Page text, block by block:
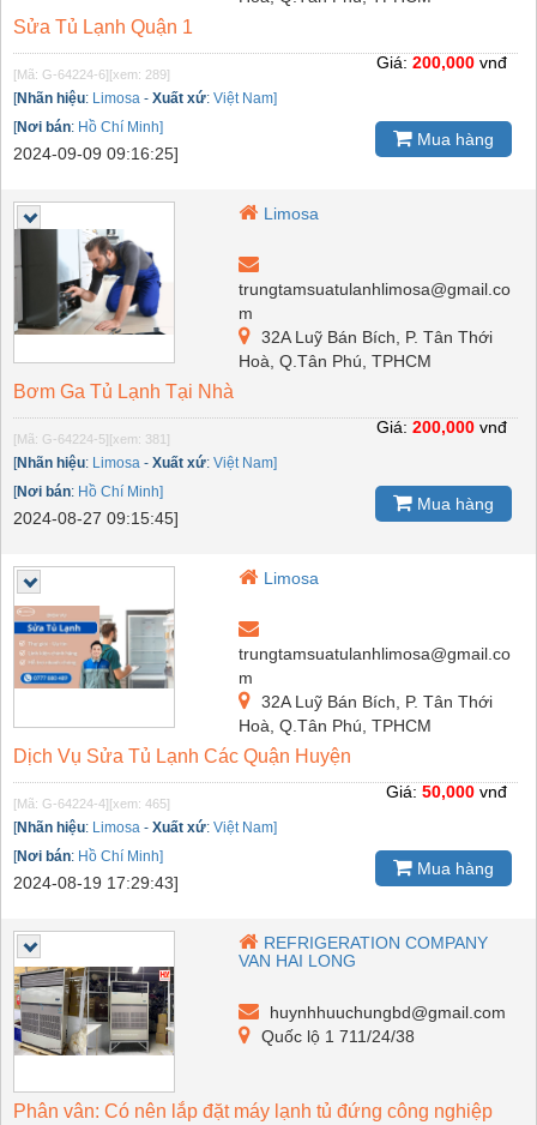
Sửa Tủ Lạnh Quận 1
[Mã: G-64224-6][xem: 289]
[Nhãn hiệu: Limosa - Xuất xứ: Việt Nam]
[Nơi bán: Hồ Chí Minh]
2024-09-09 09:16:25]
Giá: 200,000 vnđ
Mua hàng
Limosa
trungtamsuatulanhlimosa@gmail.co
m
32A Luỹ Bán Bích, P. Tân Thới
Hoà, Q.Tân Phú, TPHCM
Bơm Ga Tủ Lạnh Tại Nhà
[Mã: G-64224-5][xem: 381]
[Nhãn hiệu: Limosa - Xuất xứ: Việt Nam]
[Nơi bán: Hồ Chí Minh]
2024-08-27 09:15:45]
Giá: 200,000 vnđ
Mua hàng
Limosa
trungtamsuatulanhlimosa@gmail.co
m
32A Luỹ Bán Bích, P. Tân Thới
Hoà, Q.Tân Phú, TPHCM
Dịch Vụ Sửa Tủ Lạnh Các Quận Huyện
[Mã: G-64224-4][xem: 465]
[Nhãn hiệu: Limosa - Xuất xứ: Việt Nam]
[Nơi bán: Hồ Chí Minh]
2024-08-19 17:29:43]
Giá: 50,000 vnđ
Mua hàng
REFRIGERATION COMPANY
VAN HAI LONG
huynhhuuchungbd@gmail.com
Quốc lộ 1 711/24/38
Phân vân: Có nên lắp đặt máy lạnh tủ đứng công nghiệp